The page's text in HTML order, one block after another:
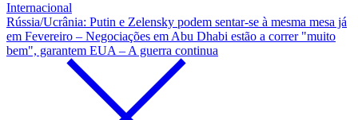
Internacional
Rússia/Ucrânia: Putin e Zelensky podem sentar-se à mesma mesa já
em Fevereiro – Negociações em Abu Dhabi estão a correr "muito
bem", garantem EUA – A guerra continua